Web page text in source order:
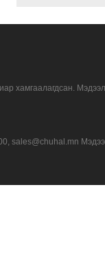
хамгаалагдсан.
sales@chuhal.mn